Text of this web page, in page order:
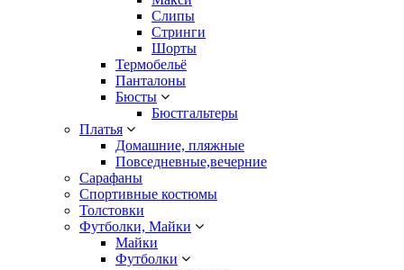
Слипы
Стринги
Шорты
Термобельё
Панталоны
Бюсты
Бюстгальтеры
Платья
Домашние, пляжные
Повседневные,вечерние
Сарафаны
Спортивные костюмы
Толстовки
Футболки, Майки
Майки
Футболки